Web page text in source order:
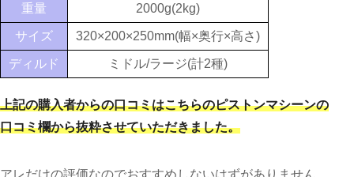
重量 2000g(2kg)
サイズ 320×200×250mm(幅×奥行×高さ)
ディルド ミドル/ラージ(計2種)
上記の購入者からの口コミはこちらのピストンマシーンの
口コミ欄から抜粋させていただきました。
アレだけの評価なのでおすすめしないはずがありません。